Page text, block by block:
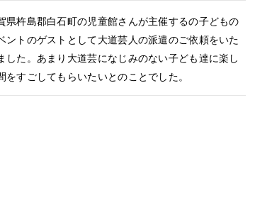
県杵島郡白石町の児童館さんが主催するの子どもの
ントのゲストとして大道芸人の派遣のご依頼をいた
した。あまり大道芸になじみのない子ども達に楽し
をすごしてもらいたいとのことでした。